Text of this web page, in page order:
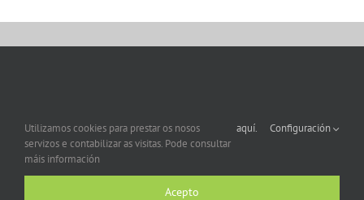
Utilizamos cookies para prestar os nosos
servizos e contabilizar as visitas. Pode consultar
máis información
aquí. Configuración
Acepto